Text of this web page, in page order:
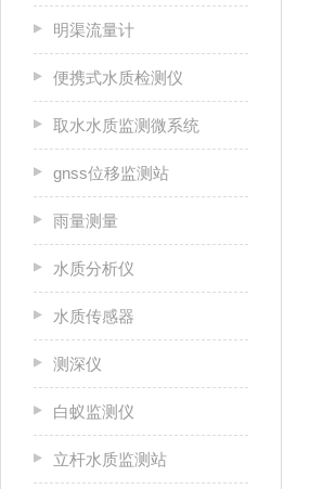
明渠流量计
便携式水质检测仪
取水水质监测微系统
gnss位移监测站
雨量测量
水质分析仪
水质传感器
测深仪
白蚁监测仪
立杆水质监测站